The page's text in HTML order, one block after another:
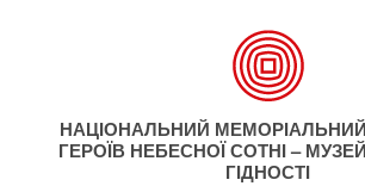
НАЦІОНАЛЬНИЙ
ГЕРОЇВ НЕБЕСНОЇ СОТНІ –
ГІДНОСТІ